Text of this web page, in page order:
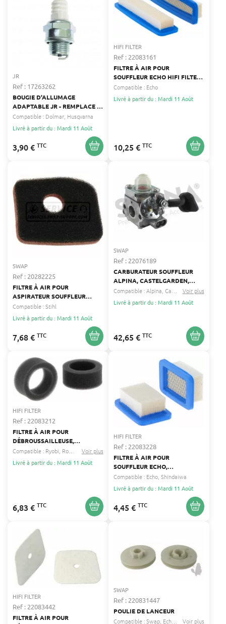
JR
Ref : 17263262
BOUGIE D'ALLUMAGE
ADAPTABLE JR - REMPLACE :
CHAMPION CJ6 - NGK BM7A -
BOSCH WS7E - TORCH L7C -
DENSO W22MUS - MOTEURS
TECUMSEH ANCIENS
MODÈLES
Compatible : Dolmar Husqvarna
Livré à partir du : Mardi 11 Août
3,90 € TTC
HIFI FILTER
Ref : 22083161
FILTRE À AIR POUR
SOUFFLEUR ECHO HIFI FILTER
SL 1447
Compatible : Echo
Livré à partir du : Mardi 11 Août
10,25 € TTC
SWAP
Ref : 20282225
FILTRE À AIR POUR
ASPIRATEUR SOUFFLEUR
BROYEUR, AUTRES,
SOUFFLEUR, TRONÇONNEUSE
STIHL STIHL
Compatible :Stihl
Livré à partir du : Mardi 11 Août
7,68 € TTC
SWAP
Ref : 22076189
CARBURATEUR SOUFFLEUR
ALPINA, CASTELGARDEN,
CASTOR, MOUNTFIELD
Compatible :Alpina Castor ...
Voir plus
Livré à partir du : Mardi 11 Août
42,65 € TTC
HIFI FILTER
Ref : 22083212
FILTRE À AIR POUR
DÉBROUSSAILLEUSE,
SOUFFLEUR MAKITA, ROBIN,
RYOBI HIFI FILTER 541-35009-
Compatible : Ryobi Robin ...Voir plus
Livré à partir du : Mardi 11 Août
6,83 € TTC
HIFI FILTER
Ref : 22083228
FILTRE À AIR POUR
SOUFFLEUR ECHO,
SHINDAIWA HIFI FILTER A226-
000032
Compatible : Echo Shindaiwa
Livré à partir du : Mardi 11 Août
4,45 € TTC
HIFI FILTER
Ref : 22083442
FILTRE À AIR POUR
SWAP
Ref : 220831447
POULIE DE LANCEUR
Compatible :Swap Echo Voir plus